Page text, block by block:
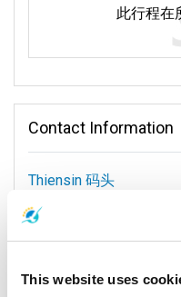
This website uses
天信码头位于普吉岛上，
发，您可以开启一段充满
如果您是寻找刺激体验的
隆码头的大门。这里是探索
在穿越岛屿的过程中，不
就可以自由探索普吉岛北部
选择在您。旅途中，别忘
此行程在
Contact Information
Thiensin 码头
Thiensin Pier, 63 80
Phuket Province 83000,